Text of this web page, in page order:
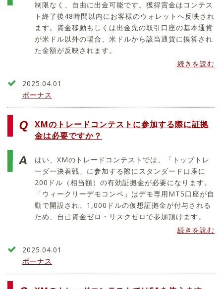
制限なく、自由に出金可能です。獲得賞金はコンテス
ト終了後48時間以内にお客様のウォレットへ反映され
ます。資金移動もしくは出金先の取引口座の基本通貨
が米ドル以外の場合、米ドルから該当通貨に換算され
た金額が反映されます。
続きを読む
2025.04.01
ボーナス
XMのトレードコンテストに参加する際に証拠
金は必要ですか？
はい、XMのトレードコンテストでは、「トップトレ
ーダー決着戦」に参加する際にスタンダード口座に
200ドル（相当額）の有効証拠金が必要になります。
「ウィークリーデモコンペ」はデモ専用MT5口座が自
動で開設され、1,000ドルの仮想証拠金が付与される
ため、自己資金ゼロ・リスクゼロで参加頂けます。
続きを読む
2025.04.01
ボーナス